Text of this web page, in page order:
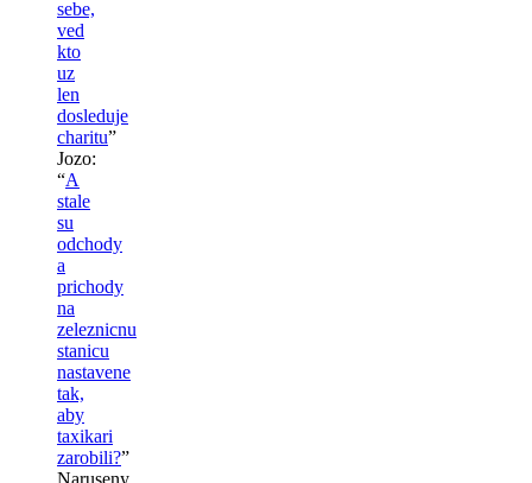
sebe,
ved
kto
uz
len
dosleduje
charitu”
Jozo:
“A
stale
su
odchody
a
prichody
na
zeleznicnu
stanicu
nastavene
tak,
aby
taxikari
zarobili?”
Naruseny